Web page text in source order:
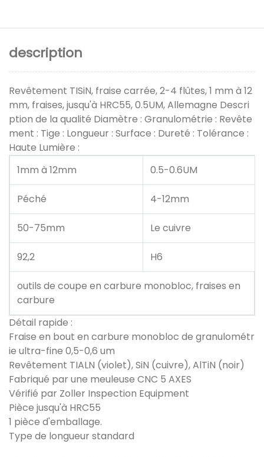
description
Revêtement TISiN, fraise carrée, 2-4 flûtes, 1 mm à 12
mm, fraises, jusqu'à HRC55, 0.5UM, Allemagne Descri
ption de la qualité Diamètre : Granulométrie : Revête
ment : Tige : Longueur : Surface : Dureté : Tolérance :
Haute Lumière :
1mm à 12mm
0.5-0.6UM
Péché 4-12mm
50-75mm Le cuivre
92,2 H6
outils de coupe en carbure monobloc, fraises en
carbure
Détail rapide :
Fraise en bout en carbure monobloc de granulométr
ie ultra-fine 0,5-0,6 um
Revêtement TIALN (violet), SiN (cuivre), AlTiN (noir)
Fabriqué par une meuleuse CNC 5 AXES
Vérifié par Zoller Inspection Equipment
Pièce jusqu'à HRC55
1 pièce d'emballage.
Type de longueur standard